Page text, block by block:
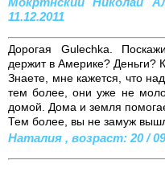
11.12.2011
Дорогая Gulechka.
держит в Америке? Деньги?
Знаете, мне кажется, что
тем более, они уже не
домой. Дома и земля
Тем более, вы не замуж
Наталия , возраст: 20 /